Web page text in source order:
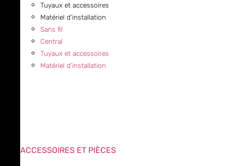
Tuyaux et accessoires
Matériel d’installation
Sans fil
Central
Tuyaux et accessoires
Matériel d’installation
ACCESSOIRES ET PIÈCES